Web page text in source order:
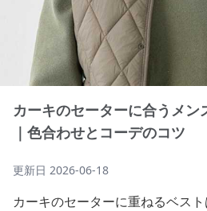
カーキのセーターに合うメン
｜色合わせとコーデのコツ
更新日 2026-06-18
カーキのセーターに重ねるベス